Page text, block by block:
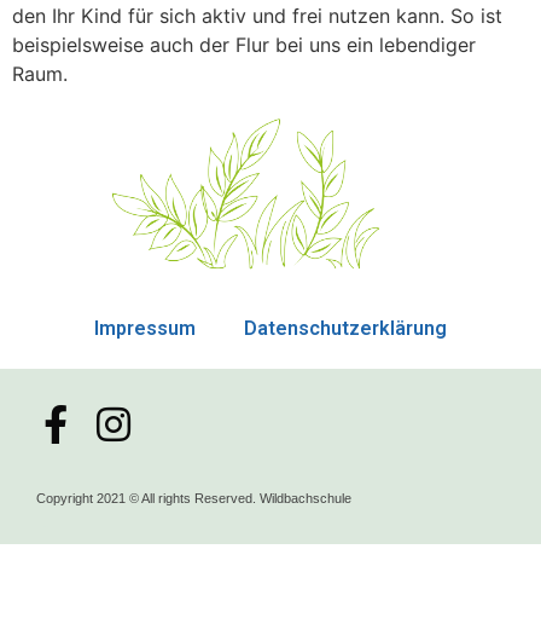
den Ihr Kind für sich aktiv und frei nutzen kann. So ist
beispielsweise auch der Flur bei uns ein lebendiger
Raum.
Impressum Datenschutzerklärung
Copyright 2021 © All rights Reserved. Wildbachschule